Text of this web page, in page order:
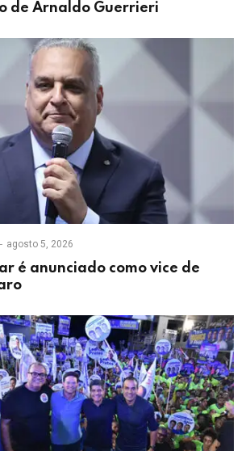
de Arnaldo Guerrieri
agosto 5, 2026
é anunciado como vice de